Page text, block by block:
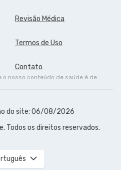
Revisão Médica
Termos de Uso
Contato
o nosso conteúdo de saúde é de
do site: 06/08/2026
Todos os direitos reservados.